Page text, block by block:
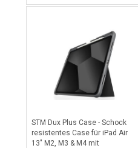
STM Dux Plus Case - Schock
resistentes Case für iPad Air
13" M2, M3 & M4 mit